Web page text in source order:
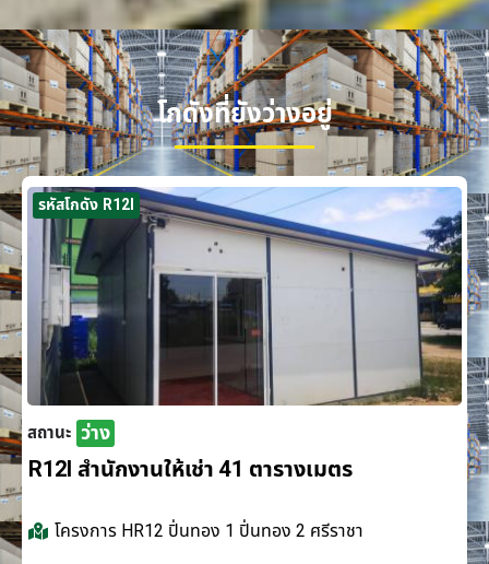
โกดังที่ยังว่างอยู่
รหัสโกดัง R12I
สถานะ ว่าง
R12I สำนักงานให้เช่า 41 ตารางเมตร
โครงการ HR12 ปิ่นทอง 1 ปิ่นทอง 2 ศรีราชา